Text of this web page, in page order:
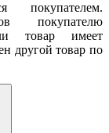
покупателем.
покупателю
товар имеет
другой товар по